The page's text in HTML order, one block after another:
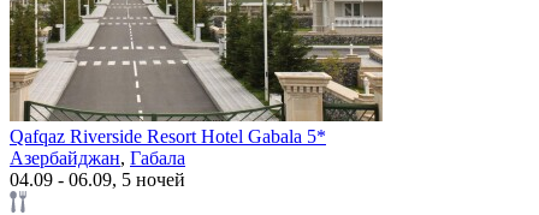
Qafqaz Riverside Resort Hotel Gabala 5*
Азербайджан, Габала
04.09 - 06.09, 5 ночей